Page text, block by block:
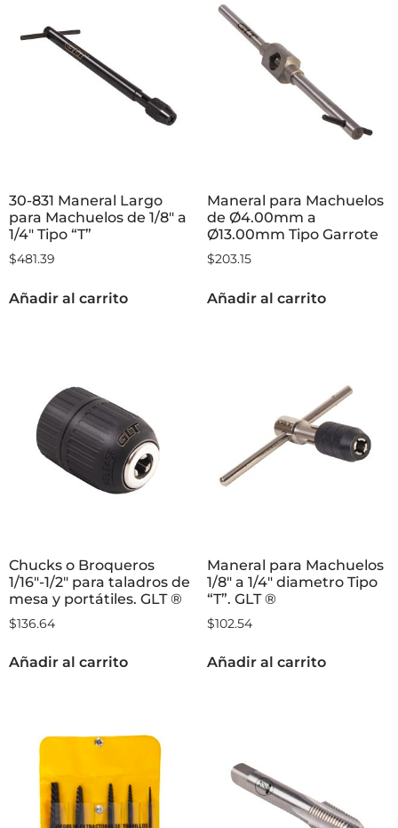
30-831 Maneral Largo
para Machuelos de 1/8″ a
1/4″ Tipo “T”
$481.39
Añadir al carrito
Maneral para Machuelos
de Ø4.00mm a
Ø13.00mm Tipo Garrote
$203.15
Añadir al carrito
Chucks o Broqueros
1/16″-1/2″ para taladros de
mesa y portátiles. GLT ®
$136.64
Añadir al carrito
Maneral para Machuelos
1/8″ a 1/4″ diametro Tipo
“T”. GLT ®
$102.54
Añadir al carrito